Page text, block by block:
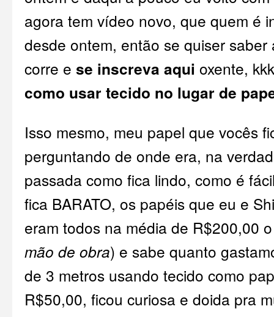
agora tem vídeo novo, que quem é
desde ontem, então se quiser
corre e se inscreva aqui oxente,
como usar tecido no lugar de
Isso mesmo, meu papel que vocês
perguntando de onde era, na
passada como fica lindo, como é
fica BARATO, os papéis que eu e
eram todos na média de R$200,00
mão de obra) e sabe quanto
de 3 metros usando tecido como
R$50,00, ficou curiosa e doida pra